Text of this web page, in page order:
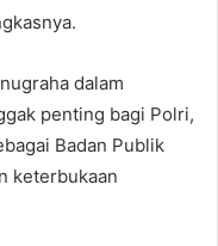
dalam
penting bagi Polri,
Badan Publik
keterbukaan